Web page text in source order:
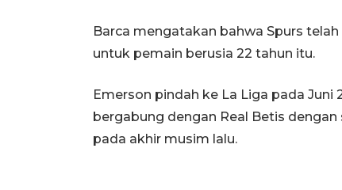
Barca mengatakan bahwa Spurs
untuk pemain berusia 22 tahun itu.
Emerson pindah ke La Liga pada Juni
bergabung dengan Real Betis
pada akhir musim lalu.